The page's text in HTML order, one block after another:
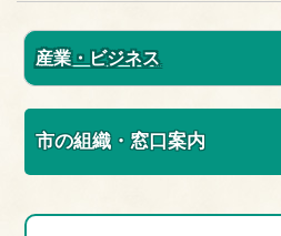
産業・ビジネス
市の組織・窓口案内